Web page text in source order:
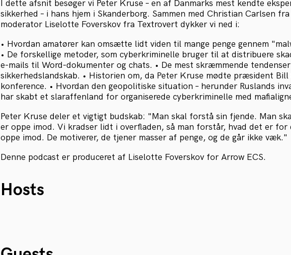
I dette afsnit besøger vi Peter Kruse – en af Danmarks mest kendte
sikkerhed – i hans hjem i Skanderborg. Sammen med Christian Carlsen
moderator Liselotte Foverskov fra Textrovert dykker vi ned i:
• Hvordan amatører kan omsætte lidt viden til mange penge gennem
• De forskellige metoder, som cyberkriminelle bruger til at distribuere
e-mails til Word-dokumenter og chats. • De mest skræmmende
sikkerhedslandskab. • Historien om, da Peter Kruse mødte præsident
konference. • Hvordan den geopolitiske situation – herunder Ruslands
har skabt et slaraffenland for organiserede cyberkriminelle med
Peter Kruse deler et vigtigt budskab: "Man skal forstå sin fjende. Man
er oppe imod. Vi kradser lidt i overfladen, så man forstår, hvad det er for
oppe imod. De motiverer, de tjener masser af penge, og de går ikke væk."
Denne podcast er produceret af Liselotte Foverskov for Arrow ECS.
Hosts